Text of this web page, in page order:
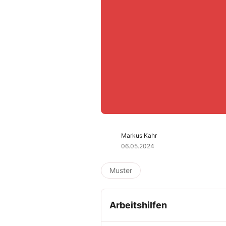
Markus Kahr
06.05.2024
Muster
Arbeitshilfen